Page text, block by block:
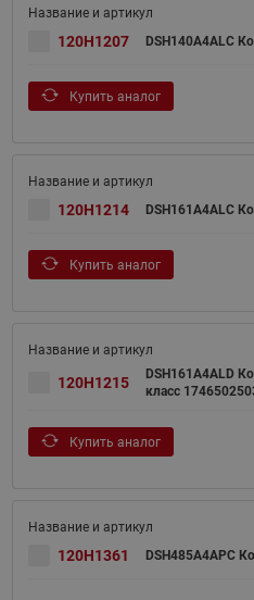
120H1207 DSH140A4ALC
Купить аналог
120H1214 DSH161A4ALC
Купить аналог
120H1215
DSH161A4ALD
класс
Купить аналог
120H1361 DSH485A4APC